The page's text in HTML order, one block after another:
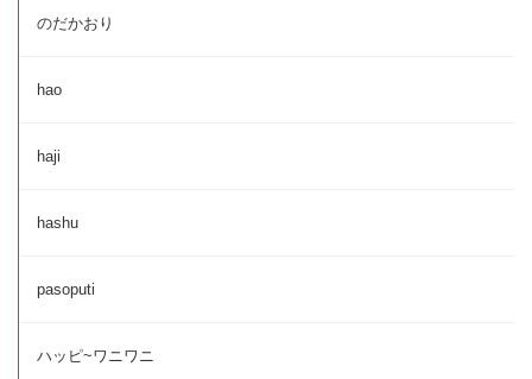
のだかおり
hao
haji
hashu
pasoputi
ハッピ~ワニワニ